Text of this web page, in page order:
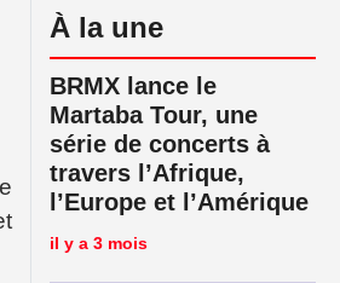
» pour stimuler la
À la une
BRMX lance le
Martaba Tour, une
série de concerts à
travers l’Afrique,
l’Europe et l’Amérique
il y a 3 mois